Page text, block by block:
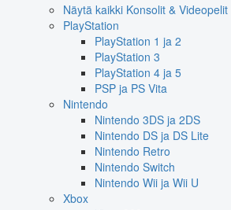
Näytä kaikki Konsolit & Videopelit
PlayStation
PlayStation 1 ja 2
PlayStation 3
PlayStation 4 ja 5
PSP ja PS Vita
Nintendo
Nintendo 3DS ja 2DS
Nintendo DS ja DS Lite
Nintendo Retro
Nintendo Switch
Nintendo Wii ja Wii U
Xbox